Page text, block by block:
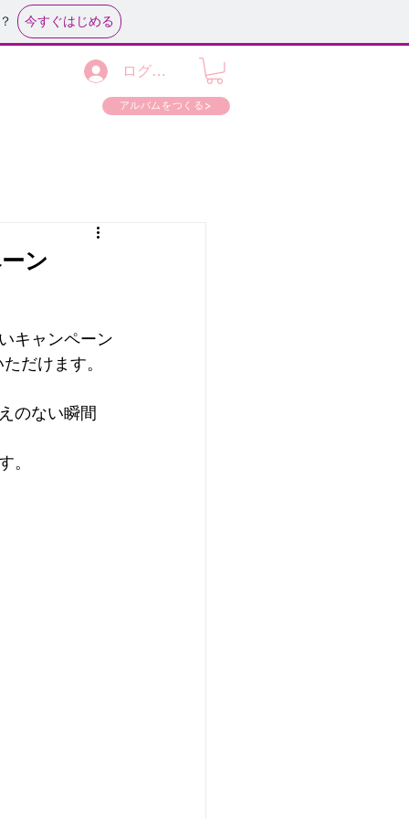
今すぐはじめる
ログイン
アルバムをつくる
ン
キャンペーン
だけます。
のない瞬間
。